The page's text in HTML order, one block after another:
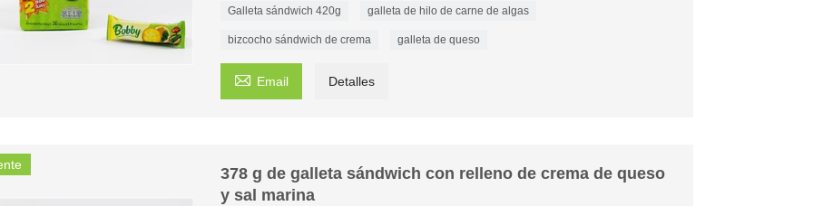
Galleta sándwich 420g galleta de hilo de carne de algas
bizcocho sándwich de crema galleta de queso
 Email Detalles
378 g de galleta sándwich con relleno de crema de queso
y sal marina